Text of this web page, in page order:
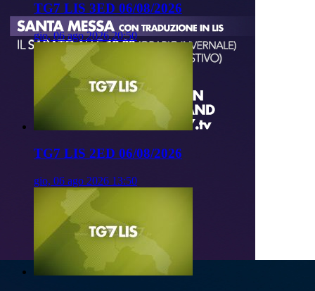
TG7 LIS 3ED 06/08/2026
gio, 06 ago 2026 20:50
TG7 LIS 2ED 06/08/2026
gio, 06 ago 2026 13:50